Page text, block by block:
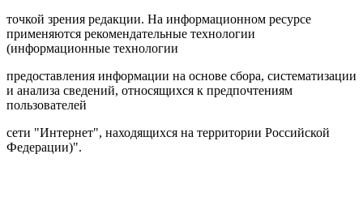
точкой зрения редакции. На информационном ресурсе
применяются рекомендательные технологии
(информационные технологии
предоставления информации на основе сбора, систематизации
и анализа сведений, относящихся к предпочтениям
пользователей
сети "Интернет", находящихся на территории Российской
Федерации)".